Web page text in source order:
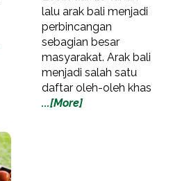
lalu arak bali menjadi
perbincangan
sebagian besar
masyarakat. Arak bali
menjadi salah satu
daftar oleh-oleh khas
...[More]